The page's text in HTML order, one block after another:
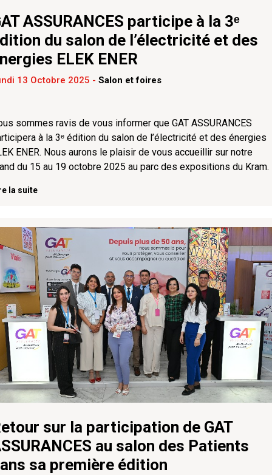
ASSURANCES participe à la 3ᵉ
du salon de l’électricité et des
ELEK ENER
13 Octobre 2025 - Salon et foires
sommes ravis de vous informer que GAT ASSURANCES
à la 3ᵉ édition du salon de l’électricité et des énergies
ENER. Nous aurons le plaisir de vous accueillir sur notre
du 15 au 19 octobre 2025 au parc des expositions du Kram.
la suite
sur la participation de GAT
au salon des Patients
sa première édition